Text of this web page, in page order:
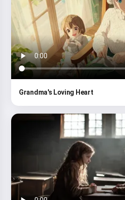
Grandma's Loving Heart